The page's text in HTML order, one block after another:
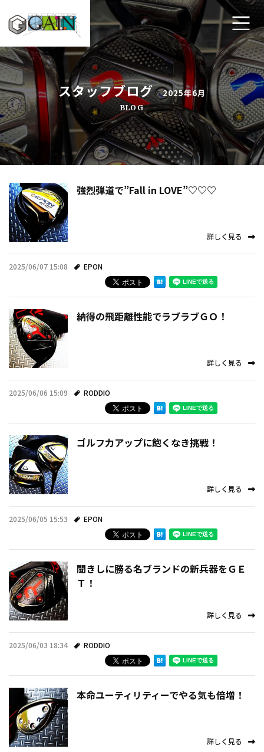
ホーム
ゴルフ工房ゲインについて
工房メニュー
アクセス・店舗案内
よくあるご質問
プライバシーポリシー
事例紹介
スタッフブログ
スタッフブログ 2025年6月
BLOG
強烈弾道で”Fall in LOVE”♡♡♡
詳しく見る
2025/06/07 15:08 EPON
納得の飛距離性能でラブラブＧＯ！
詳しく見る
2025/06/06 15:09 RODDIO
ゴルフ力アップに飽くなき挑戦！
詳しく見る
2025/06/05 15:53 EPON
聞きしに勝る名ブランドの新兵器をＧＥ
Ｔ！
詳しく見る
2025/06/03 18:34 RODDIO
本命ユーティリティーでやる気も倍増！
詳しく見る